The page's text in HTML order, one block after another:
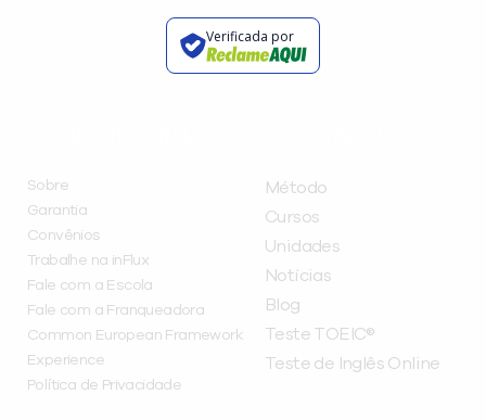
Verificada por
Sobre
Garantia
Convênios
Trabalhe na inFlux
Fale com a Escola
Fale com a Franqueadora
Common European Framework
Experience
Política de Privacidade
Método
Cursos
Unidades
Notícias
Blog
Teste TOEIC®
Teste de Inglês Online